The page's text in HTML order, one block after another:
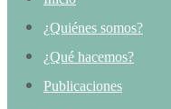
¿Quiénes somos?
¿Qué hacemos?
Publicaciones